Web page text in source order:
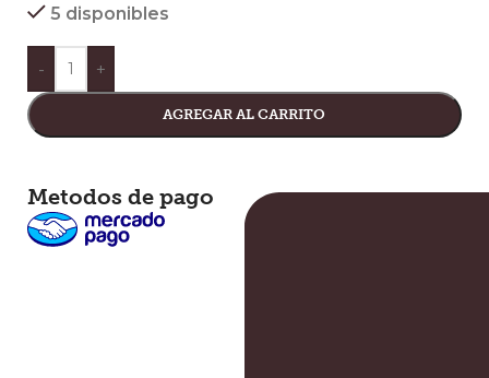
5 disponibles
- +
AGREGAR AL CARRITO
Metodos de pago